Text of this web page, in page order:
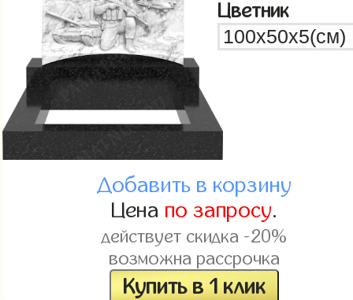
Цветник
Добавить в корзину
Цена по запросу.
действует скидка -20%
возможна рассрочка
Купить в 1 клик